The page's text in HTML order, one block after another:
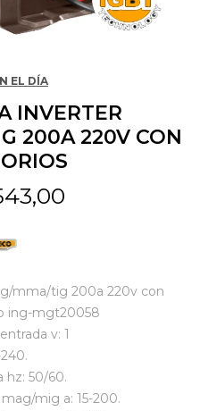
EL DÍA
INVERTER
200A 220V CON
mma/tig 200a 220v con
ing-mgt20058
v: 1
hz: 50/60.
mig a: 15-200.
bebé